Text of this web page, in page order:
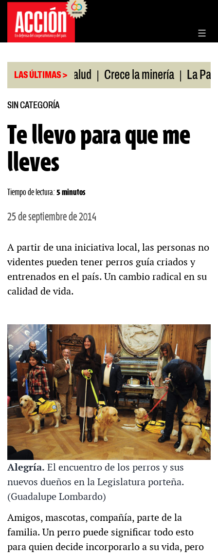
Saltar
contenido
LAS ÚLTIMAS >
de salud | Crece la minería | La Pampa.
SIN CATEGORÍA
Te llevo para que me
lleves
Tiempo de lectura: 5 minutos
25 de septiembre de 2014
A partir de una iniciativa local, las personas no
videntes pueden tener perros guía criados y
entrenados en el país. Un cambio radical en su
calidad de vida.
Alegría. El encuentro de los perros y sus
nuevos dueños en la Legislatura porteña.
(Guadalupe Lombardo)
Amigos, mascotas, compañía, parte de la
familia. Un perro puede significar todo esto
para quien decide incorporarlo a su vida, pero